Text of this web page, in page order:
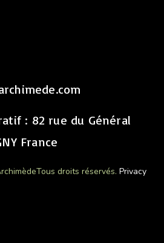
: 82 rue du Général
France
Tous droits réservés. Privacy